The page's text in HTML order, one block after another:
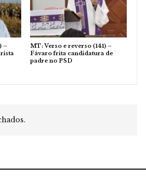
–
MT: Verso e reverso (141) –
Fávaro frita candidatura de
padre no PSD